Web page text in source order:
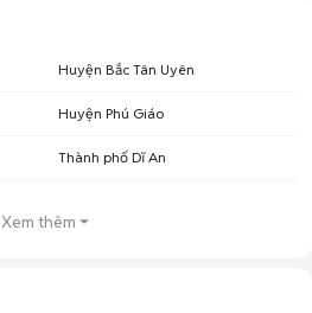
Huyện Bắc Tân Uyên
Huyện Phú Giáo
Thành phố Dĩ An
Xem thêm